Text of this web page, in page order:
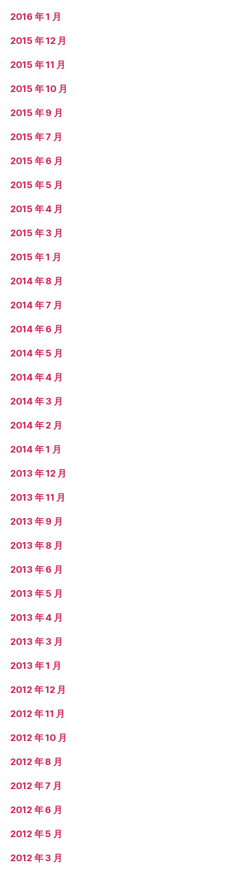
2016 年 1 月
2015 年 12 月
2015 年 11 月
2015 年 10 月
2015 年 9 月
2015 年 7 月
2015 年 6 月
2015 年 5 月
2015 年 4 月
2015 年 3 月
2015 年 1 月
2014 年 8 月
2014 年 7 月
2014 年 6 月
2014 年 5 月
2014 年 4 月
2014 年 3 月
2014 年 2 月
2014 年 1 月
2013 年 12 月
2013 年 11 月
2013 年 9 月
2013 年 8 月
2013 年 6 月
2013 年 5 月
2013 年 4 月
2013 年 3 月
2013 年 1 月
2012 年 12 月
2012 年 11 月
2012 年 10 月
2012 年 8 月
2012 年 7 月
2012 年 6 月
2012 年 5 月
2012 年 3 月